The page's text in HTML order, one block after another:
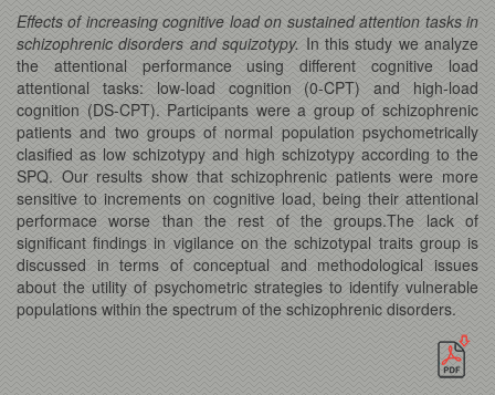
Effects of increasing cognitive load on sustained attention tasks in
schizophrenic disorders and squizotypy. In this study we analyze
the attentional performance using different cognitive load
attentional tasks: low-load cognition (0-CPT) and high-load
cognition (DS-CPT). Participants were a group of schizophrenic
patients and two groups of normal population psychometrically
clasified as low schizotypy and high schizotypy according to the
SPQ. Our results show that schizophrenic patients were more
sensitive to increments on cognitive load, being their attentional
performace worse than the rest of the groups.The lack of
significant findings in vigilance on the schizotypal traits group is
discussed in terms of conceptual and methodological issues
about the utility of psychometric strategies to identify vulnerable
populations within the spectrum of the schizophrenic disorders.